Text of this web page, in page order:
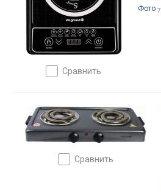
сравнить
Фото 7
сравнить